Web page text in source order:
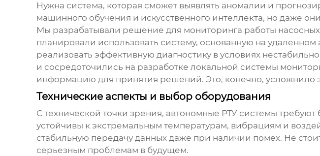
Нужна система, которая сможет выявлять аномалии и
машинного обучения и искусственного интеллекта, но даже
Мы разрабатывали решение для мониторинга работы
планировали использовать систему, основанную на
реализовать эффективную диагностику в условиях
и сосредоточились на разработке локальной системы
информацию для принятия решений. Это, конечно, усложнило
Технические аспекты и выбор оборудования
С технической точки зрения, автономные РТУ системы требуют
устойчивы к экстремальным температурам, вибрациям и
стабильную передачу данных даже при наличии помех. Не
серьезным проблемам в будущем.